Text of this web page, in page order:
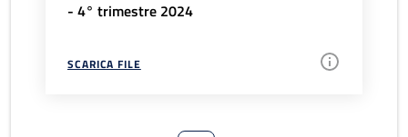
- 4° trimestre 2024
SCARICA FILE